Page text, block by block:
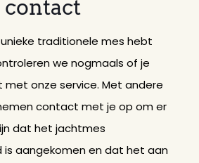
contact
traditionele mes hebt
we nogmaals of je
onze service. Met andere
contact met je op om er
dat het jachtmes
is aangekomen en dat het aan